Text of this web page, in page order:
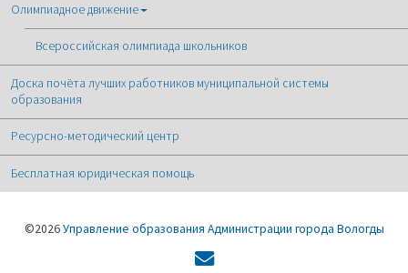
Олимпиадное движение
Всероссийская олимпиада школьников
Доска почёта лучших работников муниципальной системы
образования
Ресурсно-методический центр
Бесплатная юридическая помощь
©2026Управление образования Администрации города Вологды
Форма